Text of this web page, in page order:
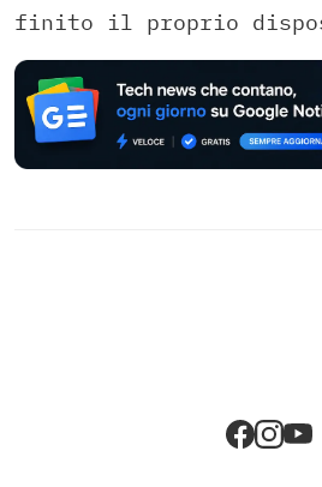
finito il proprio